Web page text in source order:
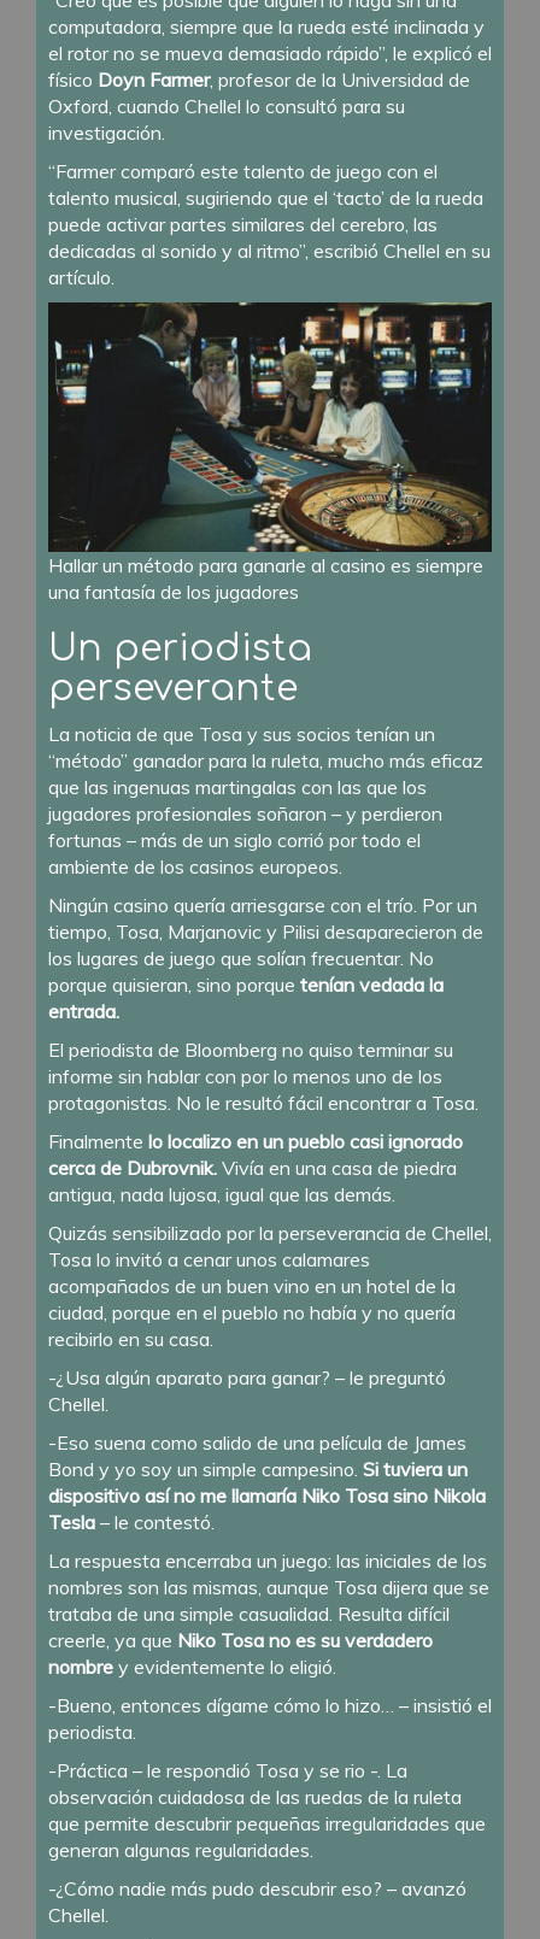
computadora, siempre que la rueda esté inclinada y
el rotor no se mueva demasiado rápido”, le explicó el
físico Doyn Farmer, profesor de la Universidad de
Oxford, cuando Chellel lo consultó para su
investigación.
“Farmer comparó este talento de juego con el
talento musical, sugiriendo que el ‘tacto’ de la rueda
puede activar partes similares del cerebro, las
dedicadas al sonido y al ritmo”, escribió Chellel en su
artículo.
Hallar un método para ganarle al casino es siempre
una fantasía de los jugadores
Un periodista
perseverante
La noticia de que Tosa y sus socios tenían un
“método” ganador para la ruleta, mucho más eficaz
que las ingenuas martingalas con las que los
jugadores profesionales soñaron – y perdieron
fortunas – más de un siglo corrió por todo el
ambiente de los casinos europeos.
Ningún casino quería arriesgarse con el trío. Por un
tiempo, Tosa, Marjanovic y Pilisi desaparecieron de
los lugares de juego que solían frecuentar. No
porque quisieran, sino porque tenían vedada la
entrada.
El periodista de Bloomberg no quiso terminar su
informe sin hablar con por lo menos uno de los
protagonistas. No le resultó fácil encontrar a Tosa.
Finalmente lo localizo en un pueblo casi ignorado
cerca de Dubrovnik. Vivía en una casa de piedra
antigua, nada lujosa, igual que las demás.
Quizás sensibilizado por la perseverancia de Chellel,
Tosa lo invitó a cenar unos calamares
acompañados de un buen vino en un hotel de la
ciudad, porque en el pueblo no había y no quería
recibirlo en su casa.
-¿Usa algún aparato para ganar? – le preguntó
Chellel.
-Eso suena como salido de una película de James
Bond y yo soy un simple campesino. Si tuviera un
dispositivo así no me llamaría Niko Tosa sino Nikola
Tesla – le contestó.
La respuesta encerraba un juego: las iniciales de los
nombres son las mismas, aunque Tosa dijera que se
trataba de una simple casualidad. Resulta difícil
creerle, ya que Niko Tosa no es su verdadero
nombre y evidentemente lo eligió.
-Bueno, entonces dígame cómo lo hizo… – insistió el
periodista.
-Práctica – le respondió Tosa y se rio -. La
observación cuidadosa de las ruedas de la ruleta
que permite descubrir pequeñas irregularidades que
generan algunas regularidades.
-¿Cómo nadie más pudo descubrir eso? – avanzó
Chellel.